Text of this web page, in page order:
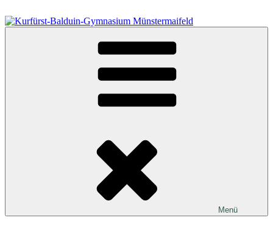
Inhalt
springen
Kurfürst-Balduin-Gymnasium Münstermaifeld
Menü